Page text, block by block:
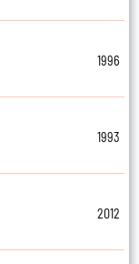
1996
1993
2012